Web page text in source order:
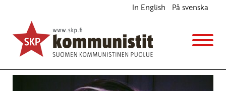
In English På svenska
JP Väisänen